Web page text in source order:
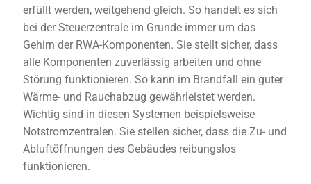
erfüllt werden, weitgehend gleich. So handelt es sich
bei der Steuerzentrale im Grunde immer um das
Gehirn der RWA-Komponenten. Sie stellt sicher, dass
alle Komponenten zuverlässig arbeiten und ohne
Störung funktionieren. So kann im Brandfall ein guter
Wärme- und Rauchabzug gewährleistet werden.
Wichtig sind in diesen Systemen beispielsweise
Notstromzentralen. Sie stellen sicher, dass die Zu- und
Abluftöffnungen des Gebäudes reibungslos
funktionieren.